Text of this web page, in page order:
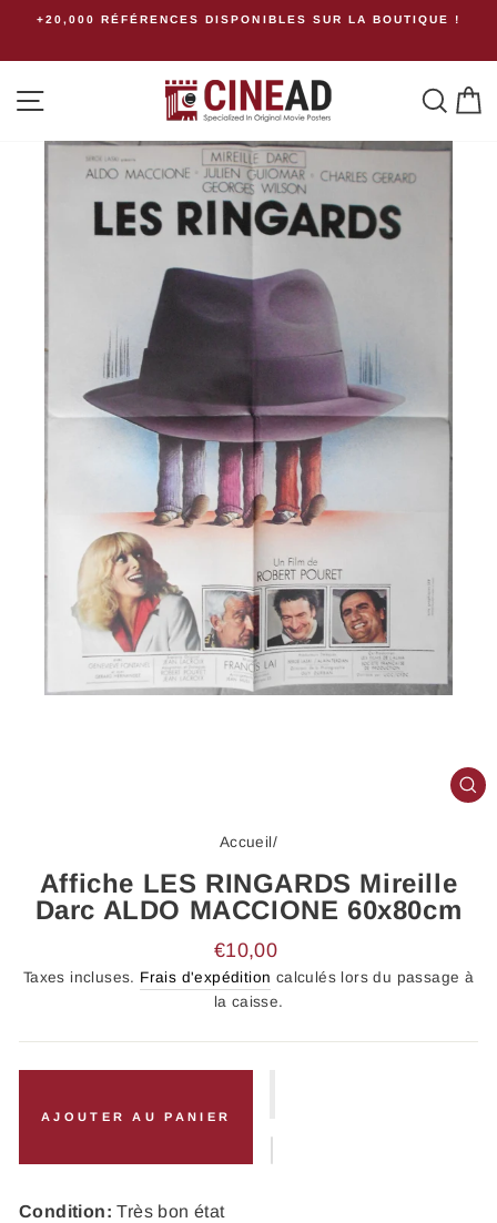
Passer+20,000 RÉFÉRENCES DISPONIBLES SUR LA BOUTIQUE !
Accueil/
Affiche LES RINGARDS Mireille
Darc ALDO MACCIONE 60x80cm
Prix
régulier
€10,00
Taxes incluses. Frais d'expédition calculés lors du passage à
la caisse.
AJOUTER AU PANIER
Condition: Très bon état